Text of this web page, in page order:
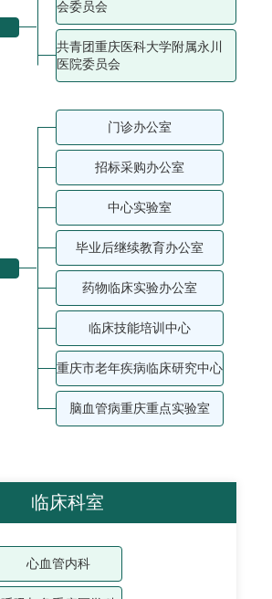
会委员会
共青团重庆医科大学附属永川
医院委员会
门诊办公室
招标采购办公室
中心实验室
毕业后继续教育办公室
药物临床实验办公室
临床技能培训中心
重庆市老年疾病临床研究中心
脑血管病重庆重点实验室
临床科室
心血管内科